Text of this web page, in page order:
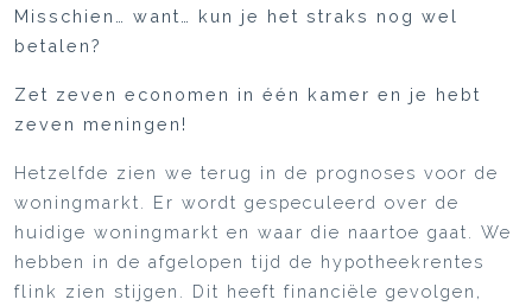
Misschien… want… kun je het straks nog wel
betalen?
Zet zeven economen in één kamer en je hebt
zeven meningen!
Hetzelfde zien we terug in de prognoses voor de
woningmarkt. Er wordt gespeculeerd over de
huidige woningmarkt en waar die naartoe gaat. We
hebben in de afgelopen tijd de hypotheekrentes
flink zien stijgen. Dit heeft financiële gevolgen,